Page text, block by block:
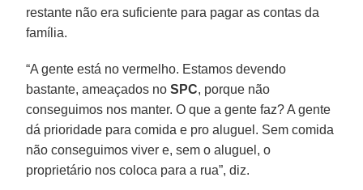
restante não era suficiente para pagar as contas da
família.
“A gente está no vermelho. Estamos devendo
bastante, ameaçados noSPC, porque não
conseguimos nos manter. O que a gente faz? A gente
dá prioridade para comida e pro aluguel. Sem comida
não conseguimos viver e, sem o aluguel, o
proprietário nos coloca para a rua”, diz.